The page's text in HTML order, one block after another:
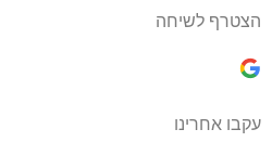
הצטרף לשיחה
עקבו אחרינו